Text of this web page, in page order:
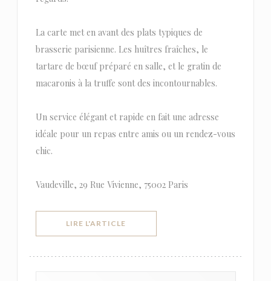
La carte met en avant des plats typiques de
brasserie parisienne. Les huîtres fraîches, le
tartare de bœuf préparé en salle, et le gratin de
macaronis à la truffe sont des incontournables.
Un service élégant et rapide en fait une adresse
idéale pour un repas entre amis ou un rendez-vous
chic.
Vaudeville, 29 Rue Vivienne, 75002 Paris
LIRE L'ARTICLE